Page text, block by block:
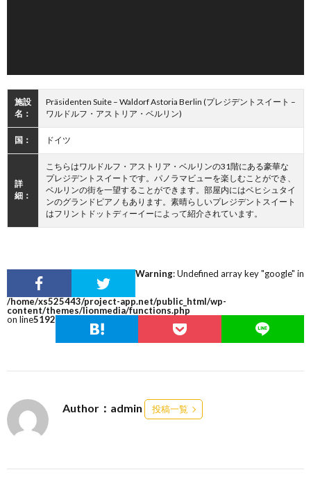
施設
名：
Präsidenten Suite – Waldorf Astoria Berlin (プレジデントスイート –
ワルドルフ・アストリア・ベルリン)
国： ドイツ
詳
細：
こちらはワルドルフ・アストリア・ベルリンの31階にある豪華な
プレジデントスイートです。パノラマビューを楽しむことができ、
ベルリンの街を一望することができます。部屋内にはベヒシュタイ
ンのグランドピアノもあります。素晴らしいプレジデントスイート
はフリントドットディーイーによって紹介されています。
Warning: Undefined array key "google" in
/home/xs525443/project-app.net/public_html/wp-
content/themes/lionmedia/functions.php
on line5192
Author：admin 投稿一覧